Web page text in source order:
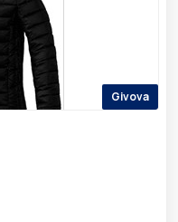
Givova